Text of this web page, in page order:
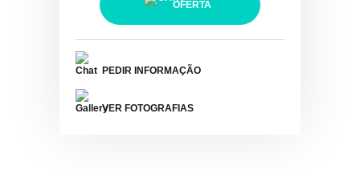
OFERTA
PEDIR INFORMAÇÃO
VER FOTOGRAFIAS